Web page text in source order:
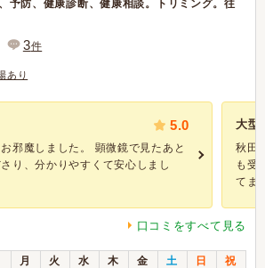
予防、健康診断、健康相談。トリミング。往
3件
あり
5.0
邪魔しました。 顕微鏡で見たあと
り、分かりやすくて安心しまし
大型
秋田
も受
てま
口コミをすべて見る
月 火 水 木 金 土 日
祝